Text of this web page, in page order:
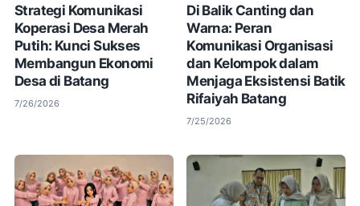
Strategi Komunikasi
Koperasi Desa Merah
Putih: Kunci Sukses
Membangun Ekonomi
Desa di Batang
7/26/2026
Di Balik Canting dan
Warna: Peran
Komunikasi Organisasi
dan Kelompok dalam
Menjaga Eksistensi Batik
Rifaiyah Batang
7/25/2026